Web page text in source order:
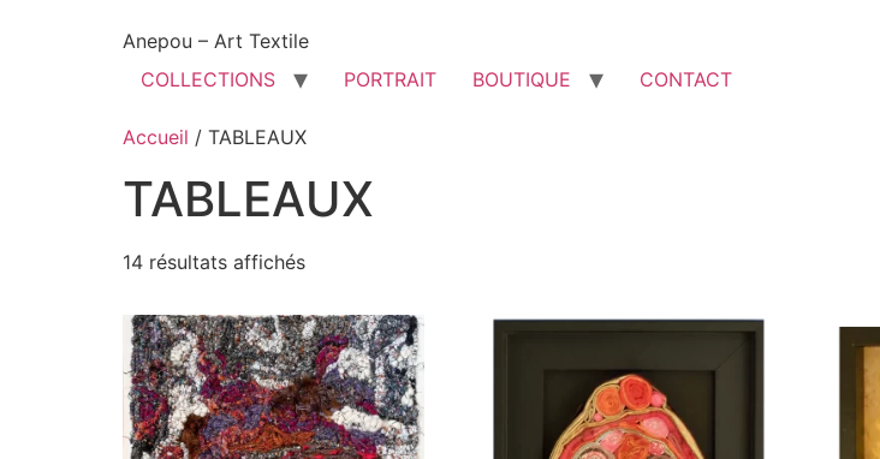
Anepou – Art Textile
COLLECTIONS
PORTRAIT BOUTIQUE CONTACT
Accueil / TABLEAUX
TABLEAUX
14 résultats affichés